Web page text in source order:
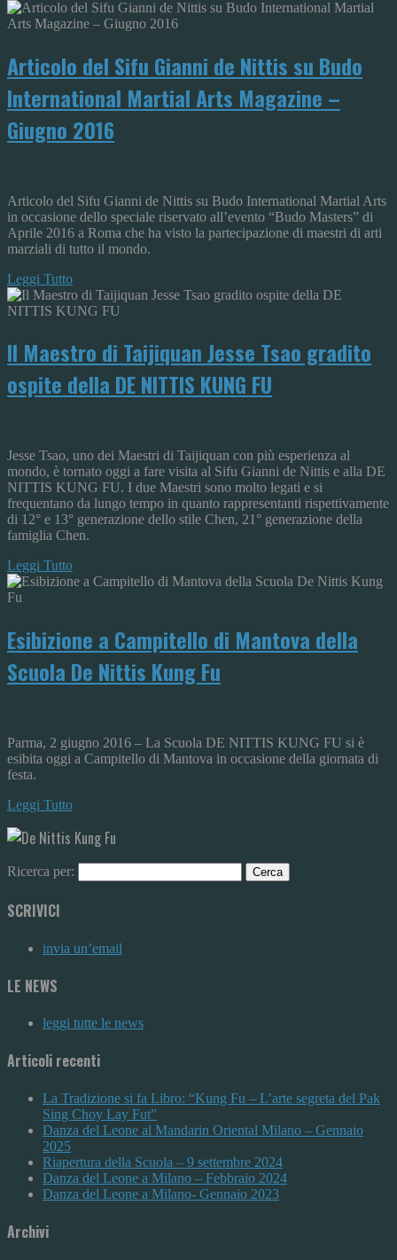
Articolo del Sifu Gianni de Nittis su Budo
International Martial Arts Magazine –
Giugno 2016
Articolo del Sifu Gianni de Nittis su Budo International Martial Arts
in occasione dello speciale riservato all’evento “Budo Masters” di
Aprile 2016 a Roma che ha visto la partecipazione di maestri di arti
marziali di tutto il mondo.
Leggi Tutto
Il Maestro di Taijiquan Jesse Tsao gradito
ospite della DE NITTIS KUNG FU
Jesse Tsao, uno dei Maestri di Taijiquan con più esperienza al
mondo, è tornato oggi a fare visita al Sifu Gianni de Nittis e alla DE
NITTIS KUNG FU. I due Maestri sono molto legati e si
frequentano da lungo tempo in quanto rappresentanti rispettivamente
di 12° e 13° generazione dello stile Chen, 21° generazione della
famiglia Chen.
Leggi Tutto
Esibizione a Campitello di Mantova della
Scuola De Nittis Kung Fu
Parma, 2 giugno 2016 – La Scuola DE NITTIS KUNG FU si è
esibita oggi a Campitello di Mantova in occasione della giornata di
festa.
Leggi Tutto
Ricerca per:
SCRIVICI
invia un’email
LE NEWS
leggi tutte le news
Articoli recenti
La Tradizione si fa Libro: “Kung Fu – L’arte segreta del Pak
Sing Choy Lay Fut”
Danza del Leone al Mandarin Oriental Milano – Gennaio
2025
Riapertura della Scuola – 9 settembre 2024
Danza del Leone a Milano – Febbraio 2024
Danza del Leone a Milano- Gennaio 2023
Archivi